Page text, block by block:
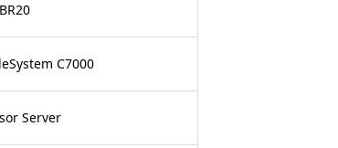
C7000
Server